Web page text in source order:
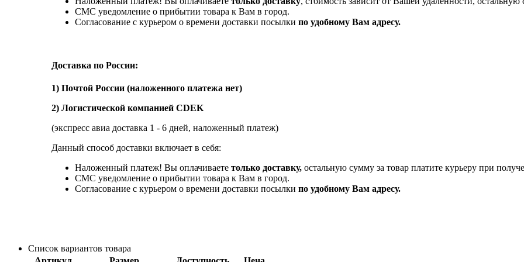
СМС уведомление о прибытии товара к Вам в город.
Согласование с курьером о времени доставки посылки по удобному Вам адресу.
Доставка по России:
1) Почтой России (наложенного платежа нет)
2) Логистической компанией CDEK
(экспресс авиа доставка 1 - 6 дней, наложенный платеж)
Данный способ доставки включает в себя:
Наложенный платеж! Вы оплачиваете только доставку, остальную сумму за товар платите курьеру при
СМС уведомление о прибытии товара к Вам в город.
Согласование с курьером о времени доставки посылки по удобному Вам адресу.
Список вариантов товара